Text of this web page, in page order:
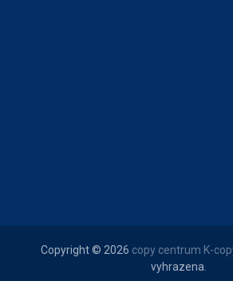
Copyright © 2026 copy centrum K-
vyhrazena.